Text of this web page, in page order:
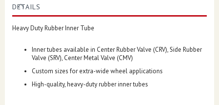
DETAILS
Heavy Duty Rubber Inner Tube
Inner tubes available in Center Rubber Valve (CRV), Side Rubber
Valve (SRV), Center Metal Valve (CMV)
Custom sizes for extra-wide wheel applications
High-quality, heavy-duty rubber inner tubes